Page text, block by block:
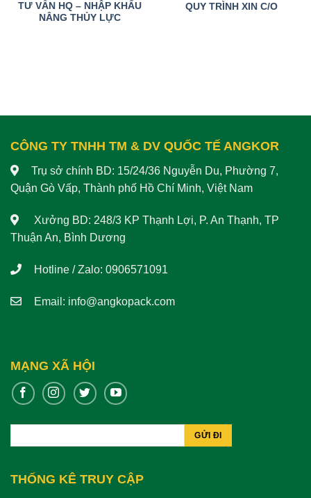
TƯ VẤN HQ – NHẬP KHẨU
NÂNG THỦY LỰC
QUY TRÌNH XIN C/O
CÔNG TY TNHH TM & DV QUỐC TẾ ANGKOR
Trụ sở chính BD: 15/24/36 Nguyễn Du, Phường 7,
Quận Gò Vấp, Thành phố Hồ Chí Minh, Việt Nam
Xưởng BD: 248/3 KP Thạnh Lợi, P. An Thạnh, TP
Thuận An, Bình Dương
Hotline / Zalo: 0906571091
Email: info@angkopack.com
MẠNG XÃ HỘI
THỐNG KÊ TRUY CẬP